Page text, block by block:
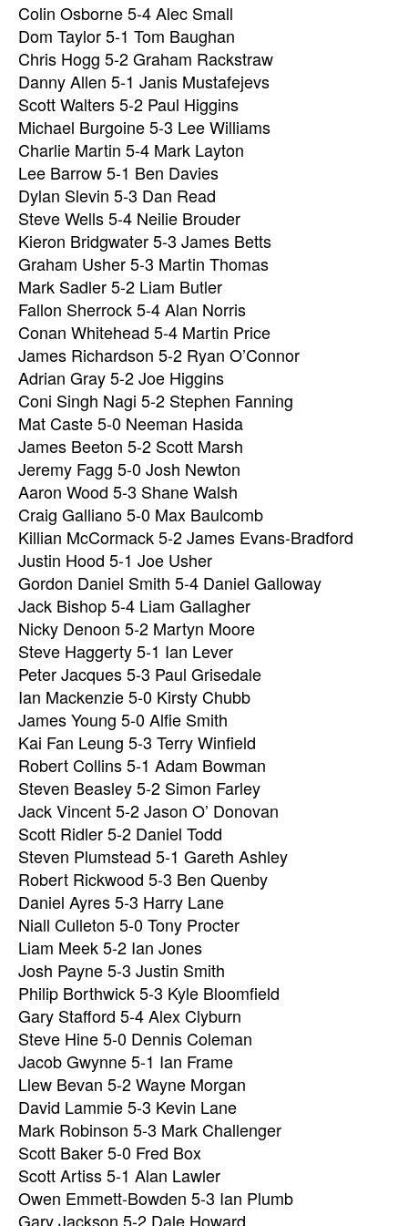
Colin Osborne 5-4 Alec Small
Dom Taylor 5-1 Tom Baughan
Chris Hogg 5-2 Graham Rackstraw
Danny Allen 5-1 Janis Mustafejevs
Scott Walters 5-2 Paul Higgins
Michael Burgoine 5-3 Lee Williams
Charlie Martin 5-4 Mark Layton
Lee Barrow 5-1 Ben Davies
Dylan Slevin 5-3 Dan Read
Steve Wells 5-4 Neilie Brouder
Kieron Bridgwater 5-3 James Betts
Graham Usher 5-3 Martin Thomas
Mark Sadler 5-2 Liam Butler
Fallon Sherrock 5-4 Alan Norris
Conan Whitehead 5-4 Martin Price
James Richardson 5-2 Ryan O’Connor
Adrian Gray 5-2 Joe Higgins
Coni Singh Nagi 5-2 Stephen Fanning
Mat Caste 5-0 Neeman Hasida
James Beeton 5-2 Scott Marsh
Jeremy Fagg 5-0 Josh Newton
Aaron Wood 5-3 Shane Walsh
Craig Galliano 5-0 Max Baulcomb
Killian McCormack 5-2 James Evans-Bradford
Justin Hood 5-1 Joe Usher
Gordon Daniel Smith 5-4 Daniel Galloway
Jack Bishop 5-4 Liam Gallagher
Nicky Denoon 5-2 Martyn Moore
Steve Haggerty 5-1 Ian Lever
Peter Jacques 5-3 Paul Grisedale
Ian Mackenzie 5-0 Kirsty Chubb
James Young 5-0 Alfie Smith
Kai Fan Leung 5-3 Terry Winfield
Robert Collins 5-1 Adam Bowman
Steven Beasley 5-2 Simon Farley
Jack Vincent 5-2 Jason O’ Donovan
Scott Ridler 5-2 Daniel Todd
Steven Plumstead 5-1 Gareth Ashley
Robert Rickwood 5-3 Ben Quenby
Daniel Ayres 5-3 Harry Lane
Niall Culleton 5-0 Tony Procter
Liam Meek 5-2 Ian Jones
Josh Payne 5-3 Justin Smith
Philip Borthwick 5-3 Kyle Bloomfield
Gary Stafford 5-4 Alex Clyburn
Steve Hine 5-0 Dennis Coleman
Jacob Gwynne 5-1 Ian Frame
Llew Bevan 5-2 Wayne Morgan
David Lammie 5-3 Kevin Lane
Mark Robinson 5-3 Mark Challenger
Scott Baker 5-0 Fred Box
Scott Artiss 5-1 Alan Lawler
Owen Emmett-Bowden 5-3 Ian Plumb
Gary Jackson 5-2 Dale Howard